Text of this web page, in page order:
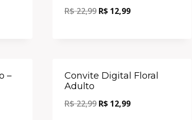
R$22,99 R$12,99
–
Convite Digital Floral
Adulto
R$22,99 R$12,99